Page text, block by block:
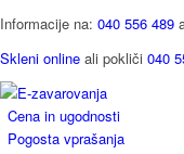
Informacije na: 040 556 489
Skleni online ali pokliči 040
Cena in ugodnosti
Pogosta vprašanja